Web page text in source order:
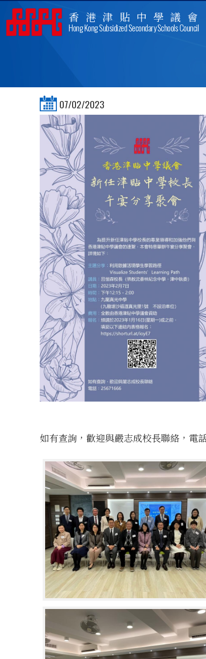
香港津貼中學議會
Hong Kong Subsidized Secondary Schools Council
NEWLY-APPOINTED
07/02/2023
如有查詢，歡迎與嚴志成校長聯絡，電話